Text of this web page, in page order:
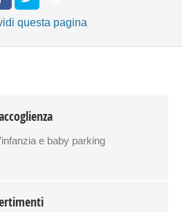
questa pagina
e baby parking